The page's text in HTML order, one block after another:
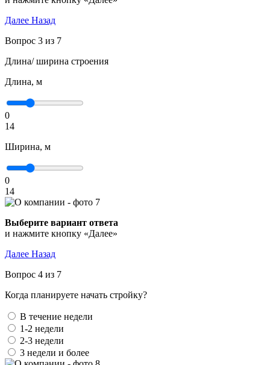
Далее Назад
Вопрос 3 из 7
Длина/ ширина строения
Длина, м
0
14
Ширина, м
0
14
Выберите вариант ответа
и нажмите кнопку «Далее»
Далее Назад
Вопрос 4 из 7
Когда планируете начать стройку?
В течение недели
1-2 недели
2-3 недели
3 недели и более